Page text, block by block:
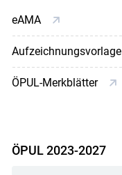
eAMA
Aufzeichnungsvorlage
ÖPUL-Merkblätter
ÖPUL 2023-2027